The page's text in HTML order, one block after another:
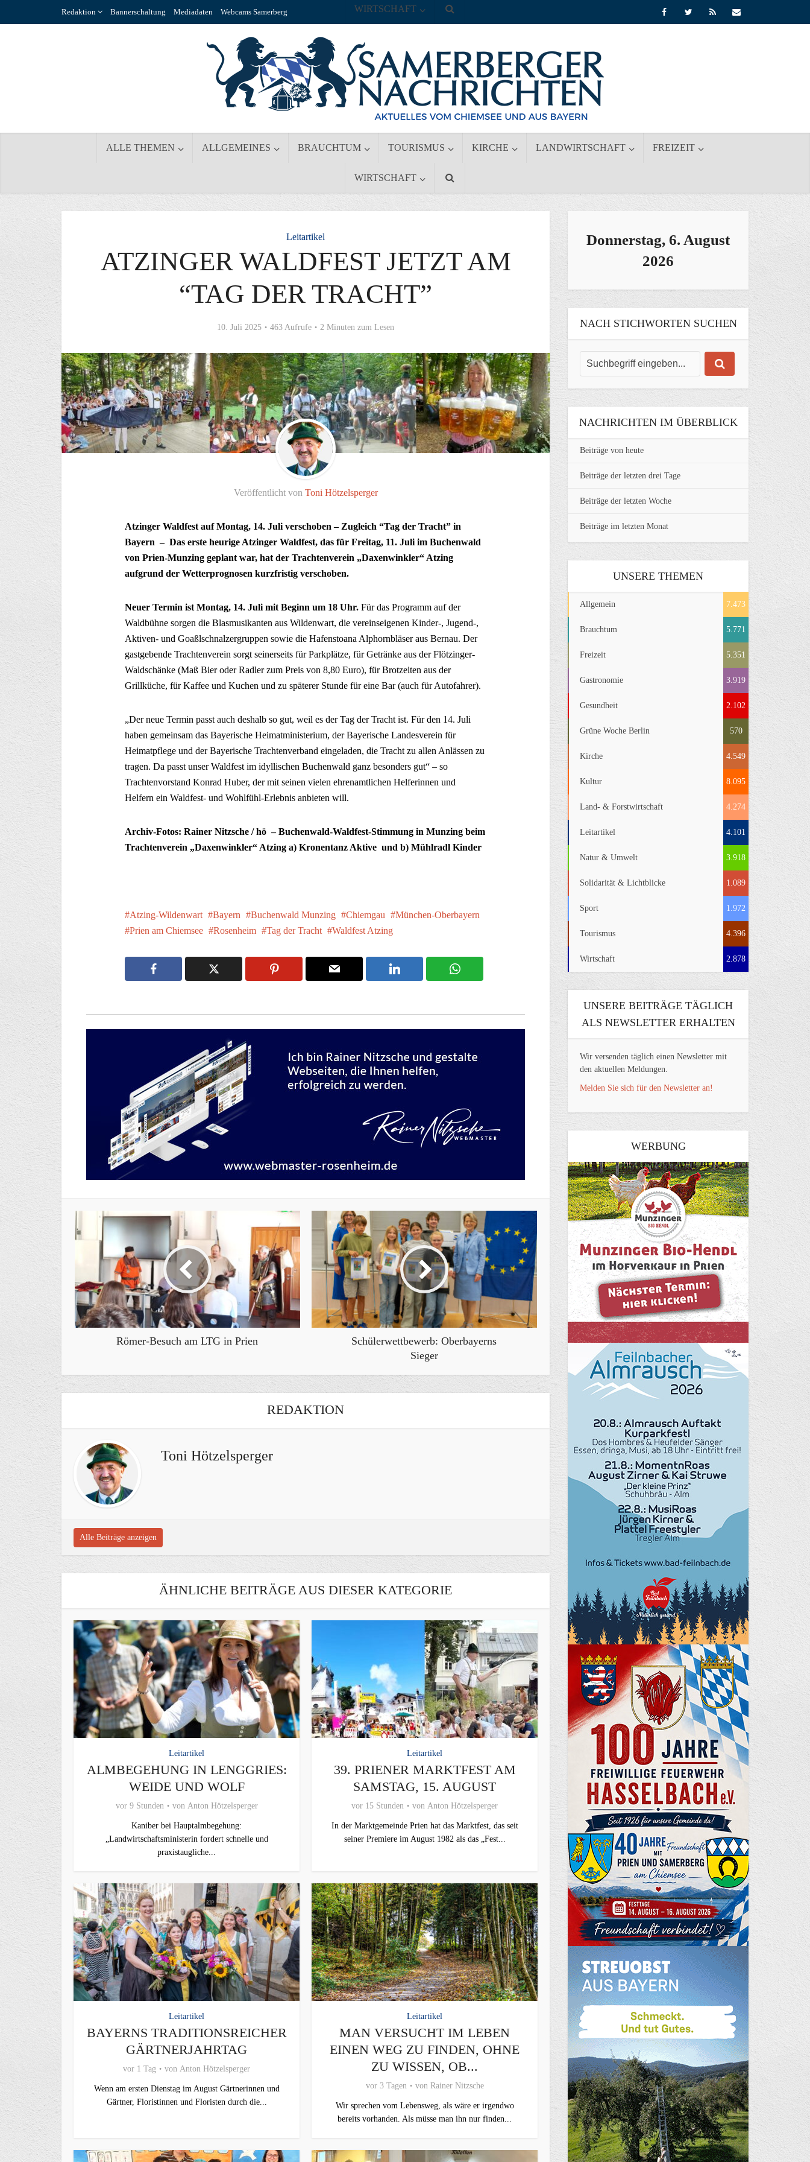
Redaktion Bannerschaltung Mediadaten Webcams Samerberg
ALLE THEMEN ALLGEMEINES BRAUCHTUM TOURISMUS KIRCHE LANDWIRTSCHAFT FREIZEIT
WIRTSCHAFT
WIRTSCHAFT
Leitartikel
ATZINGER WALDFEST JETZT AM
“TAG DER TRACHT”
10. Juli 2025 463 Aufrufe 2 Minuten zum Lesen
Veröffentlicht von Toni Hötzelsperger
Atzinger Waldfest auf Montag, 14. Juli verschoben – Zugleich “Tag der Tracht” in
Bayern – Das erste heurige Atzinger Waldfest, das für Freitag, 11. Juli im Buchenwald
von Prien-Munzing geplant war, hat der Trachtenverein „Daxenwinkler“ Atzing
aufgrund der Wetterprognosen kurzfristig verschoben.
Neuer Termin ist Montag, 14. Juli mit Beginn um 18 Uhr. Für das Programm auf der
Waldbühne sorgen die Blasmusikanten aus Wildenwart, die vereinseigenen Kinder-, Jugend-,
Aktiven- und Goaßlschnalzergruppen sowie die Hafenstoana Alphornbläser aus Bernau. Der
gastgebende Trachtenverein sorgt seinerseits für Parkplätze, für Getränke aus der Flötzinger-
Waldschänke (Maß Bier oder Radler zum Preis von 8,80 Euro), für Brotzeiten aus der
Grillküche, für Kaffee und Kuchen und zu späterer Stunde für eine Bar (auch für Autofahrer).
„Der neue Termin passt auch deshalb so gut, weil es der Tag der Tracht ist. Für den 14. Juli
haben gemeinsam das Bayerische Heimatministerium, der Bayerische Landesverein für
Heimatpflege und der Bayerische Trachtenverband eingeladen, die Tracht zu allen Anlässen zu
tragen. Da passt unser Waldfest im idyllischen Buchenwald ganz besonders gut“ – so
Trachtenvorstand Konrad Huber, der mit seinen vielen ehrenamtlichen Helferinnen und
Helfern ein Waldfest- und Wohlfühl-Erlebnis anbieten will.
Archiv-Fotos: Rainer Nitzsche / hö – Buchenwald-Waldfest-Stimmung in Munzing beim
Trachtenverein „Daxenwinkler“ Atzing a) Kronentanz Aktive und b) Mühlradl Kinder
Atzing-Wildenwart Bayern Buchenwald Munzing Chiemgau
München-Oberbayern
Prien am Chiemsee
Rosenheim Tag der Tracht Waldfest Atzing
Römer-Besuch am LTG in Prien
Schülerwettbewerb: Oberbayerns
Sieger
REDAKTION
Toni Hötzelsperger
Alle Beiträge anzeigen
ÄHNLICHE BEITRÄGE AUS DIESER KATEGORIE
Leitartikel
ALMBEGEHUNG IN LENGGRIES:
WEIDE UND WOLF
vor 9 Stunden von Anton Hötzelsperger
Kaniber bei Hauptalmbegehung:
„Landwirtschaftsministerin fordert schnelle und
praxistaugliche...
Leitartikel
39. PRIENER MARKTFEST AM
SAMSTAG, 15. AUGUST
vor 15 Stunden von Anton Hötzelsperger
In der Marktgemeinde Prien hat das Marktfest, das seit
seiner Premiere im August 1982 als das „Fest...
Leitartikel
BAYERNS TRADITIONSREICHER
GÄRTNERJAHRTAG
vor 1 Tag von Anton Hötzelsperger
Wenn am ersten Dienstag im August Gärtnerinnen und
Gärtner, Floristinnen und Floristen durch die...
Leitartikel
MAN VERSUCHT IM LEBEN
EINEN WEG ZU FINDEN, OHNE
ZU WISSEN, OB...
vor 3 Tagen von Rainer Nitzsche
Wir sprechen vom Lebensweg, als wäre er irgendwo
bereits vorhanden. Als müsse man ihn nur finden...
Donnerstag, 6. August
2026
NACH STICHWORTEN SUCHEN
NACHRICHTEN IM ÜBERBLICK
Beiträge von heute
Beiträge der letzten drei Tage
Beiträge der letzten Woche
Beiträge im letzten Monat
UNSERE THEMEN
Allgemein 7.473
Brauchtum 5.771
Freizeit 5.351
Gastronomie 3.919
Gesundheit 2.102
Grüne Woche Berlin 570
Kirche 4.549
Kultur 8.095
Land- & Forstwirtschaft 4.274
Leitartikel 4.101
Natur & Umwelt 3.918
Solidarität & Lichtblicke 1.089
Sport 1.972
Tourismus 4.396
Wirtschaft 2.878
UNSERE BEITRÄGE TÄGLICH
ALS NEWSLETTER ERHALTEN
Wir versenden täglich einen Newsletter mit
den aktuellen Meldungen.
Melden Sie sich für den Newsletter an!
WERBUNG